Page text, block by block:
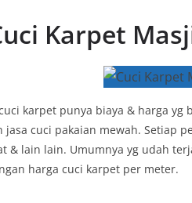
Karpet
karpet punya biaya & harga
cuci pakaian mewah. Setiap
& lain lain. Umumnya yg udah
harga cuci karpet per meter.